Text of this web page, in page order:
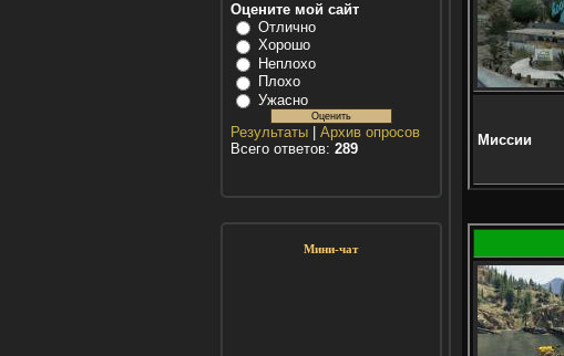
Оцените мой сайт
Отлично
Хорошо
Неплохо
Плохо
Ужасно
Результаты| Архив опросов
Всего ответов: 289
Мини-чат
Миссии